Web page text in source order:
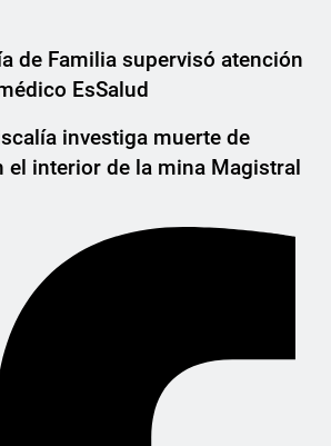
de Familia supervisó atención
EsSalud
investiga muerte de
el interior de la mina Magistral